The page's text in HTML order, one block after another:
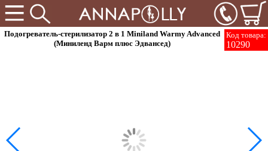
Код товара:
10290
Подогреватель-стерилизатор 2 в 1 Miniland Warmy Advanced
(Миниленд Варм плюс Эдвансед)